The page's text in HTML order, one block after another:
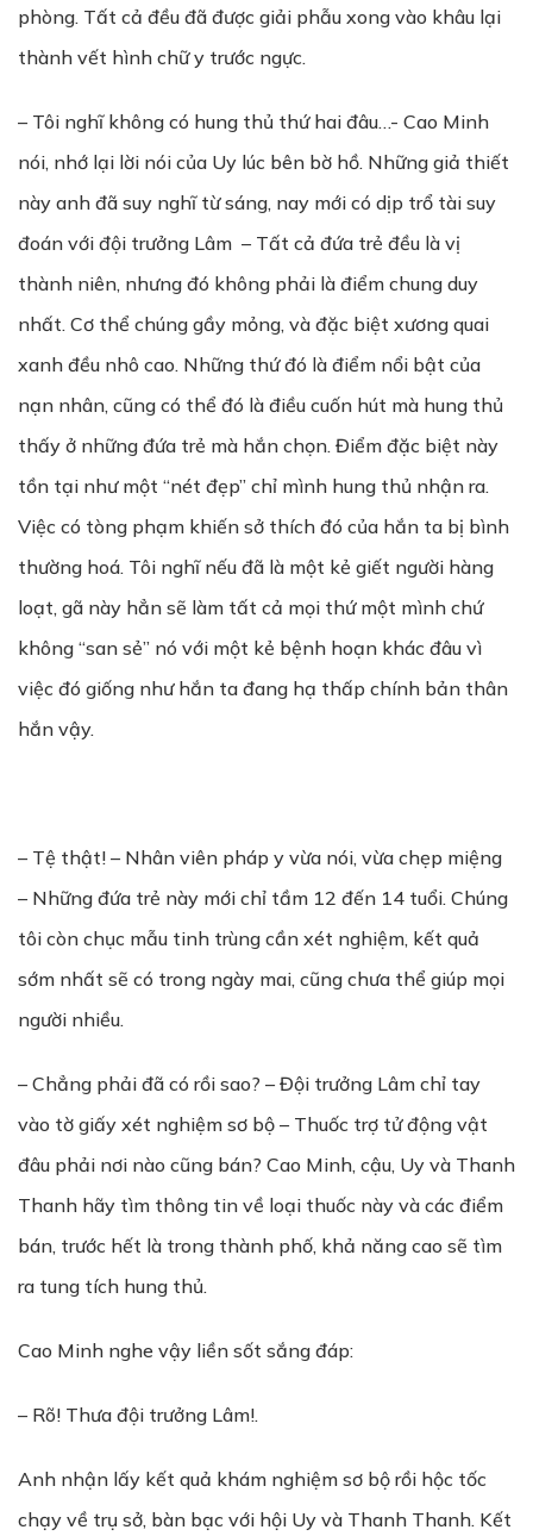
phòng. Tất cả đều đã được giải phẫu xong vào khâu lại
thành vết hình chữ y trước ngực.
– Tôi nghĩ không có hung thủ thứ hai đâu…- Cao Minh
nói, nhớ lại lời nói của Uy lúc bên bờ hồ. Những giả thiết
này anh đã suy nghĩ từ sáng, nay mới có dịp trổ tài suy
đoán với đội trưởng Lâm – Tất cả đứa trẻ đều là vị
thành niên, nhưng đó không phải là điểm chung duy
nhất. Cơ thể chúng gầy mỏng, và đặc biệt xương quai
xanh đều nhô cao. Những thứ đó là điểm nổi bật của
nạn nhân, cũng có thể đó là điều cuốn hút mà hung thủ
thấy ở những đứa trẻ mà hắn chọn. Điểm đặc biệt này
tồn tại như một “nét đẹp” chỉ mình hung thủ nhận ra.
Việc có tòng phạm khiến sở thích đó của hắn ta bị bình
thường hoá. Tôi nghĩ nếu đã là một kẻ giết người hàng
loạt, gã này hẳn sẽ làm tất cả mọi thứ một mình chứ
không “san sẻ” nó với một kẻ bệnh hoạn khác đâu vì
việc đó giống như hắn ta đang hạ thấp chính bản thân
hắn vậy.
– Tệ thật! – Nhân viên pháp y vừa nói, vừa chẹp miệng
– Những đứa trẻ này mới chỉ tầm 12 đến 14 tuổi. Chúng
tôi còn chục mẫu tinh trùng cần xét nghiệm, kết quả
sớm nhất sẽ có trong ngày mai, cũng chưa thể giúp mọi
người nhiều.
– Chẳng phải đã có rồi sao? – Đội trưởng Lâm chỉ tay
vào tờ giấy xét nghiệm sơ bộ – Thuốc trợ tử động vật
đâu phải nơi nào cũng bán? Cao Minh, cậu, Uy và Thanh
Thanh hãy tìm thông tin về loại thuốc này và các điểm
bán, trước hết là trong thành phố, khả năng cao sẽ tìm
ra tung tích hung thủ.
Cao Minh nghe vậy liền sốt sắng đáp:
– Rõ! Thưa đội trưởng Lâm!.
Anh nhận lấy kết quả khám nghiệm sơ bộ rồi hộc tốc
chạy về trụ sở, bàn bạc với hội Uy và Thanh Thanh. Kết